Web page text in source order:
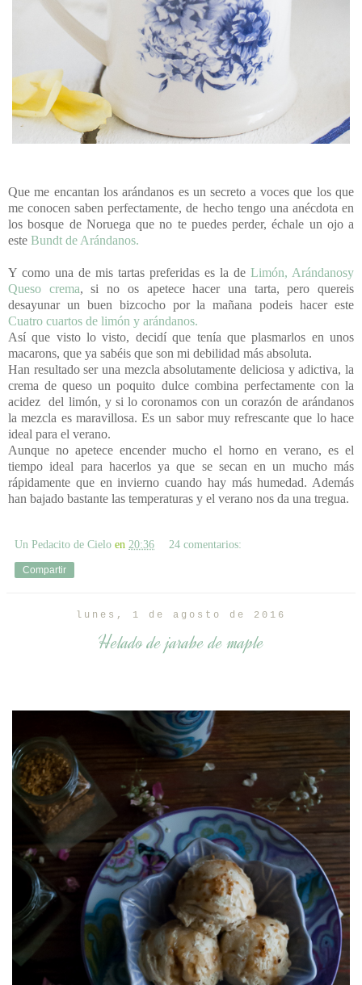
Que me encantan los arándanos es un secreto a voces que los que
me conocen saben perfectamente, de hecho tengo una anécdota en
los bosque de Noruega que no te puedes perder, échale un ojo a
este Bundt de Arándanos.
Y como una de mis tartas preferidas es la de Limón, Arándanosy
Queso crema, si no os apetece hacer una tarta, pero quereis
desayunar un buen bizcocho por la mañana podeis hacer este
Cuatro cuartos de limón y arándanos.
Así que visto lo visto, decidí que tenía que plasmarlos en unos
macarons, que ya sabéis que son mi debilidad más absoluta.
Han resultado ser una mezcla absolutamente deliciosa y adictiva, la
crema de queso un poquito dulce combina perfectamente con la
acidez
del limón, y si lo coronamos con un corazón de arándanos
la mezcla es maravillosa. Es un sabor muy refrescante que lo hace
ideal para el verano.
Aunque no apetece encender mucho el horno en verano, es el
tiempo ideal para hacerlos ya que se secan en un mucho más
rápidamente que en invierno cuando hay más humedad. Además
han bajado bastante las temperaturas y el verano nos da una tregua.
Un Pedacito de Cielo en 20:36 24 comentarios:
Compartir
lunes, 1 de agosto de 2016
Helado de jarabe de maple